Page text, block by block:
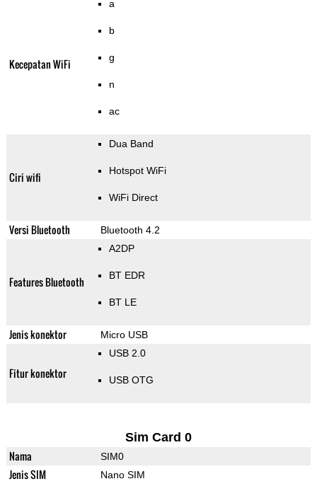
Kecepatan WiFi
a
b
g
n
ac
Ciri wifi
Dua Band
Hotspot WiFi
WiFi Direct
Versi Bluetooth Bluetooth 4.2
Features Bluetooth
A2DP
BT EDR
BT LE
Jenis konektor Micro USB
Fitur konektor
USB 2.0
USB OTG
Sim Card 0
Nama SIM0
Jenis SIM Nano SIM